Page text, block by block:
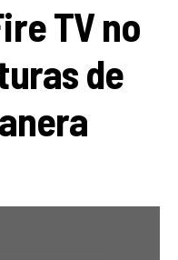
TV no
de